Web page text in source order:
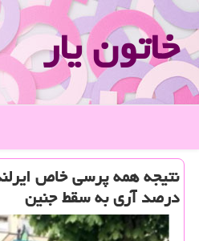
خاتون یار
درصد آری به سقط جنین